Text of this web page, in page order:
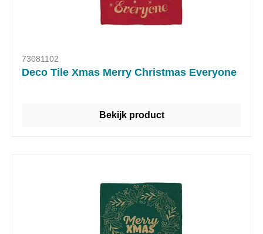
73081102
Deco Tile Xmas Merry Christmas Everyone
Bekijk product